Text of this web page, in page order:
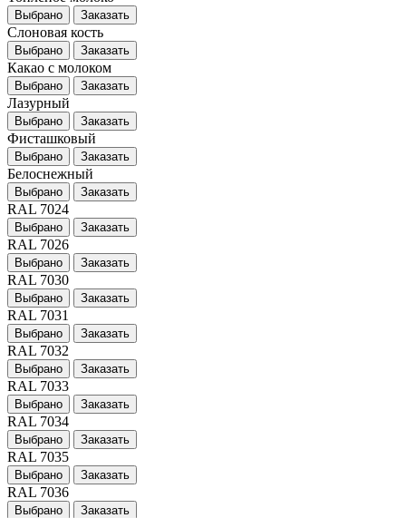
Выбрано Заказать
Слоновая кость
Выбрано Заказать
Какао с молоком
Выбрано Заказать
Лазурный
Выбрано Заказать
Фисташковый
Выбрано Заказать
Белоснежный
Выбрано Заказать
RAL 7024
Выбрано Заказать
RAL 7026
Выбрано Заказать
RAL 7030
Выбрано Заказать
RAL 7031
Выбрано Заказать
RAL 7032
Выбрано Заказать
RAL 7033
Выбрано Заказать
RAL 7034
Выбрано Заказать
RAL 7035
Выбрано Заказать
RAL 7036
Выбрано Заказать